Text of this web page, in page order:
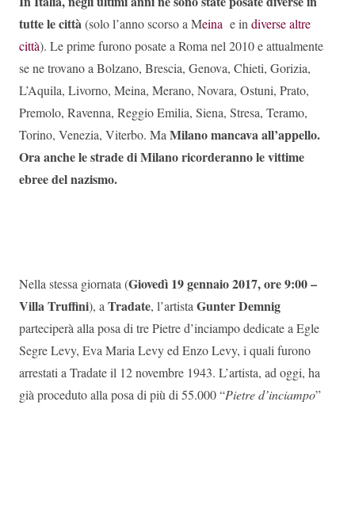
tutte le città (solo l’anno scorso a Meina e in diverse altre
città). Le prime furono posate a Roma nel 2010 e attualmente
se ne trovano a Bolzano, Brescia, Genova, Chieti, Gorizia,
L’Aquila, Livorno, Meina, Merano, Novara, Ostuni, Prato,
Premolo, Ravenna, Reggio Emilia, Siena, Stresa, Teramo,
Torino, Venezia, Viterbo. Ma Milano mancava all’appello.
Ora anche le strade di Milano ricorderanno le vittime
ebree del nazismo.
Nella stessa giornata (Giovedì 19 gennaio 2017, ore 9:00 –
Villa Truffini), a Tradate, l’artista Gunter Demnig
parteciperà alla posa di tre Pietre d’inciampo dedicate a Egle
Segre Levy, Eva Maria Levy ed Enzo Levy, i quali furono
arrestati a Tradate il 12 novembre 1943. L’artista, ad oggi, ha
già proceduto alla posa di più di 55.000 “Pietre d’inciampo”